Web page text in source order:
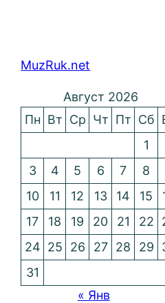
MuzRuk.net
Август 2026
Пн Вт Ср Чт Пт Сб
1
3
4 5 6 7 8
10
11 12 13 14 15
17
18 19 20 21 22
24 25 26 27 28 29
31
« Янв